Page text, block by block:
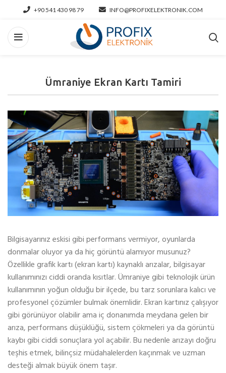
+90 541 430 98 79 INFO@PROFIXELEKTRONIK.COM
Ümraniye Ekran Kartı Tamiri
Bilgisayarınız eskisi gibi performans vermiyor, oyunlarda
donmalar oluyor ya da hiç görüntü alamıyor musunuz?
Özellikle grafik kartı (ekran kartı) kaynaklı arızalar, bilgisayar
kullanımınızı ciddi oranda kısıtlar. Ümraniye gibi teknolojik ürün
kullanımının yoğun olduğu bir ilçede, bu tarz sorunlara kalıcı ve
profesyonel çözümler bulmak önemlidir. Ekran kartınız çalışıyor
gibi görünüyor olabilir ama iç donanımda meydana gelen bir
arıza, performans düşüklüğü, sistem çökmeleri ya da görüntü
kaybı gibi ciddi sonuçlara yol açabilir. Bu nedenle arızayı doğru
teşhis etmek, bilinçsiz müdahalelerden kaçınmak ve uzman
desteği almak büyük önem taşır.